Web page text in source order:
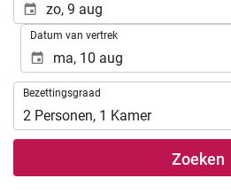
Datum van vertrek
Bezettingsgraad
Bezettingsgraad
2 Personen, 1 Kamer
Zoeken